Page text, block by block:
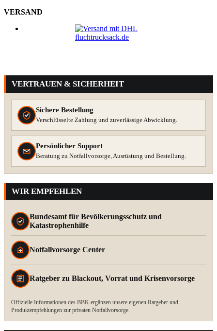
VERSAND
VERTRAUEN & SICHERHEIT
Sichere Bestellung
Verschlüsselte Zahlung und zuverlässige Abwicklung.
Persönlicher Support
Beratung zu Notfallvorsorge, Ausrüstung und Bestellung.
WIR EMPFEHLEN
Bundesamt für Bevölkerungsschutz und
Katastrophenhilfe
Notfallvorsorge Center
Ratgeber zu Blackout, Vorrat und Krisenvorsorge
Offizielle Informationen des BBK ergänzen unsere eigenen Ratgeber und
Produktempfehlungen zur privaten Notfallvorsorge.